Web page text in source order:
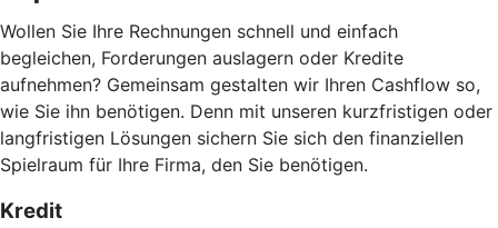
Wollen Sie Ihre Rechnungen schnell und einfach
begleichen, Forderungen auslagern oder Kredite
aufnehmen? Gemeinsam gestalten wir Ihren Cashflow so,
wie Sie ihn benötigen. Denn mit unseren kurzfristigen oder
langfristigen Lösungen sichern Sie sich den finanziellen
Spielraum für Ihre Firma, den Sie benötigen.
Kredit